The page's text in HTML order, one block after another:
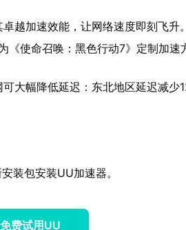
越加速效能，让网络速度即刻飞升。
《使命召唤：黑色行动7》定制加速
大幅降低延迟：东北地区延迟减少
装包安装UU加速器。
费试用UU